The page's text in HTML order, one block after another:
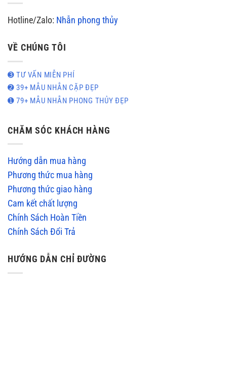
Hotline/Zalo: Nhẫn phong thủy
VỀ CHÚNG TÔI
➌ TƯ VẤN MIỄN PHÍ
➋ 39+ MẪU NHẪN CẶP ĐẸP
➊ 79+ MẪU NHẪN PHONG THỦY ĐẸP
CHĂM SÓC KHÁCH HÀNG
Hướng dẫn mua hàng
Phương thức mua hàng
Phương thức giao hàng
Cam kết chất lượng
Chính Sách Hoàn Tiền
Chính Sách Đổi Trả
HƯỚNG DẪN CHỈ ĐƯỜNG